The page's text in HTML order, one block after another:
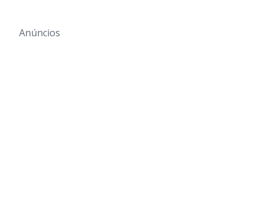
Anúncios